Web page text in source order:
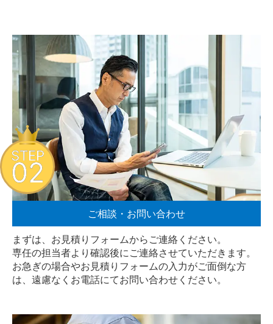
ご相談・お問い合わせ
まずは、お見積りフォームからご連絡ください。
専任の担当者より確認後にご連絡させていただきます。
お急ぎの場合やお見積りフォームの入力がご面倒な方
は、遠慮なく お電話にてお問い合わせください。
STEP
02